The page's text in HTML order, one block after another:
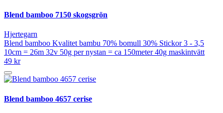
Blend bamboo 7150 skogsgrön
Hjertegarn
Blend bamboo Kvalitet bambu 70% bomull 30% Stickor 3 - 3,5
10cm = 26m 32v 50g per nystan = ca 150meter 40g maskintvätt
49 kr
Blend bamboo 4657 cerise